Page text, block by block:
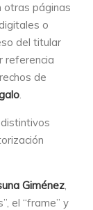
otras páginas
o
del titular
referencia
de
.
Giménez,
el “frame” y